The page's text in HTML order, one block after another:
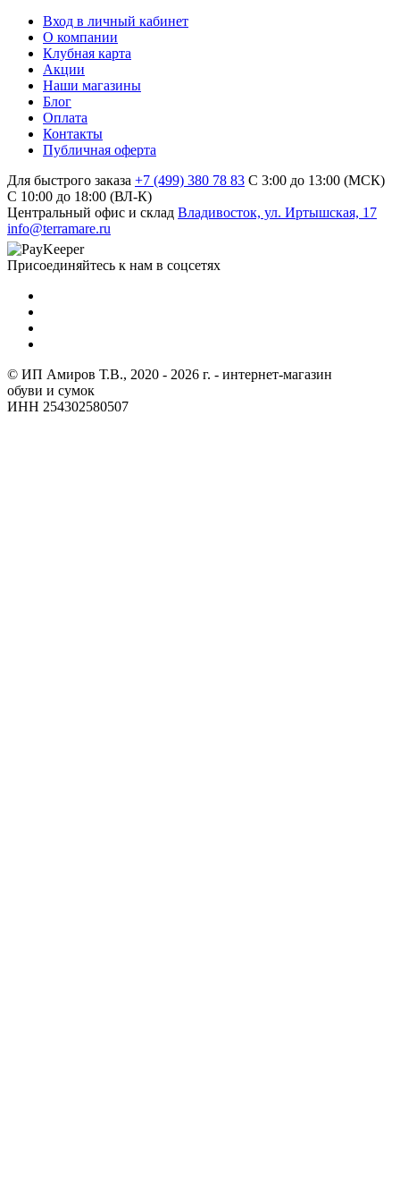
Вход в личный кабинет
О компании
Клубная карта
Акции
Наши магазины
Блог
Оплата
Контакты
Публичная оферта
Для быстрого заказа +7 (499) 380 78 83 С 3:00 до 13:00 (МСК)
C 10:00 до 18:00 (ВЛ-К)
Центральный офис и склад Владивосток, ул. Иртышская, 17
info@terramare.ru
Присоединяйтесь к нам в соцсетях
© ИП Амиров Т.В., 2020 - 2026 г. - интернет-магазин
обуви и сумок
ИНН 254302580507